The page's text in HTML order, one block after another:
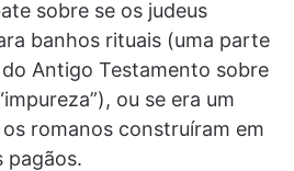
sobre se os judeus
banhos rituais (uma parte
Antigo Testamento sobre
ou se era um
romanos construíram em
pagãos.